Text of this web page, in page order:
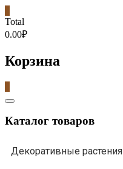
Total
0.00₽
Корзина
Catalog
Каталог товаров
Декоративные растения